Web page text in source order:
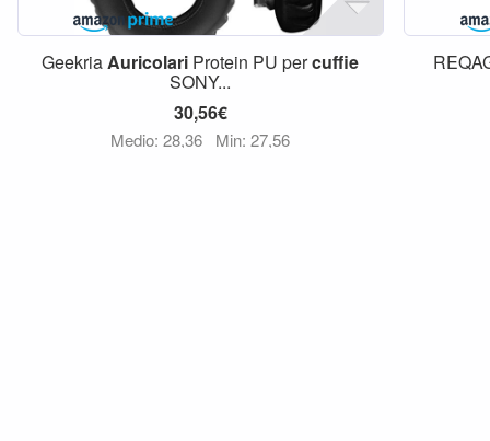
GeekriaAuricolari Protein PU percuffie
SONY...
30,56€
Medio: 28,36 Min: 27,56